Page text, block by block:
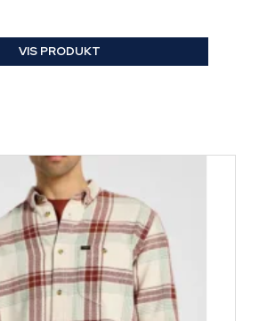
VIS PRODUKT